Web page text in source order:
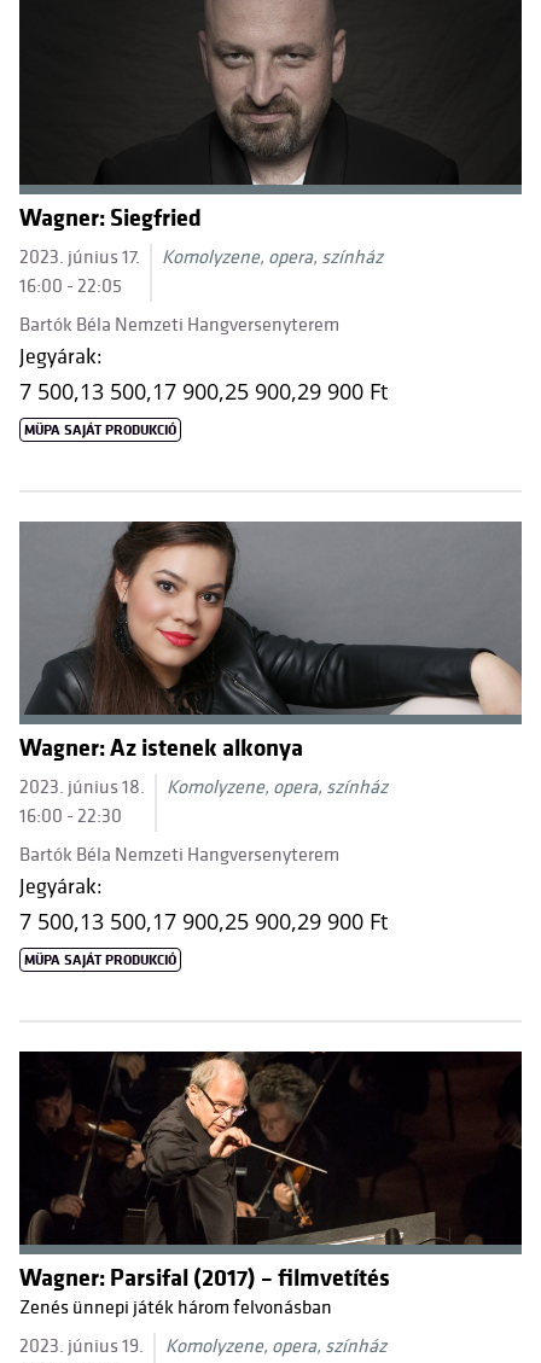
Wagner: Siegfried
2023. június 17.
16:00 - 22:05
Komolyzene, opera, színház
Bartók Béla Nemzeti Hangversenyterem
Jegyárak:
7 500,13 500,17 900,25 900,29 900 Ft
MÜPA SAJÁT PRODUKCIÓ
Wagner: Az istenek alkonya
2023. június 18.
16:00 - 22:30
Komolyzene, opera, színház
Bartók Béla Nemzeti Hangversenyterem
Jegyárak:
7 500,13 500,17 900,25 900,29 900 Ft
MÜPA SAJÁT PRODUKCIÓ
Wagner: Parsifal (2017) – filmvetítés
Zenés ünnepi játék három felvonásban
2023. június 19.
Komolyzene, opera, színház